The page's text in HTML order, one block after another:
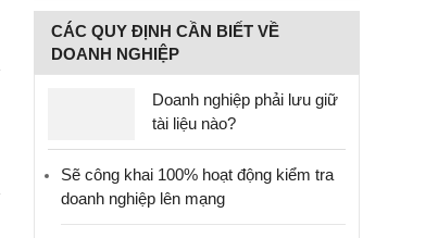
CÁC QUY ĐỊNH CẦN BIẾT VỀ
DOANH NGHIỆP
Doanh nghiệp phải lưu giữ
tài liệu nào?
Sẽ công khai 100% hoạt động kiểm tra
doanh nghiệp lên mạng